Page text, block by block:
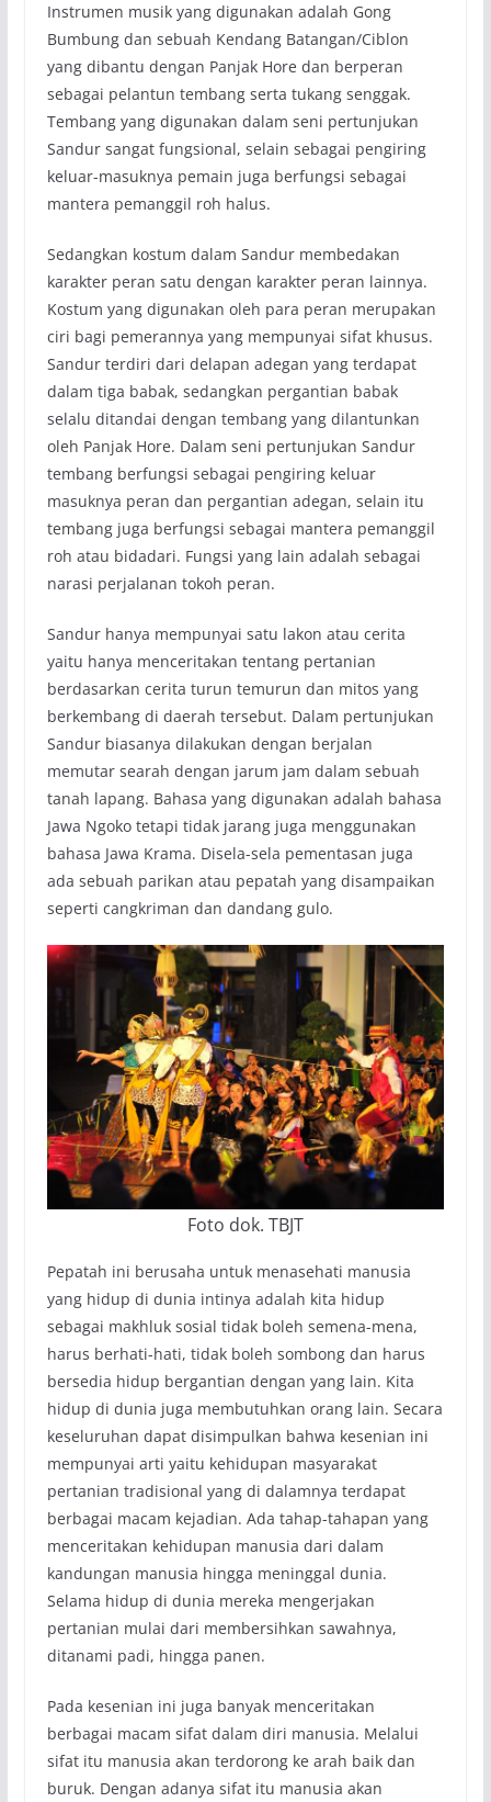
Instrumen musik yang digunakan adalah Gong
Bumbung dan sebuah Kendang Batangan/Ciblon
yang dibantu dengan Panjak Hore dan berperan
sebagai pelantun tembang serta tukang senggak.
Tembang yang digunakan dalam seni pertunjukan
Sandur sangat fungsional, selain sebagai pengiring
keluar-masuknya pemain juga berfungsi sebagai
mantera pemanggil roh halus.
Sedangkan kostum dalam Sandur membedakan
karakter peran satu dengan karakter peran lainnya.
Kostum yang digunakan oleh para peran merupakan
ciri bagi pemerannya yang mempunyai sifat khusus.
Sandur terdiri dari delapan adegan yang terdapat
dalam tiga babak, sedangkan pergantian babak
selalu ditandai dengan tembang yang dilantunkan
oleh Panjak Hore. Dalam seni pertunjukan Sandur
tembang berfungsi sebagai pengiring keluar
masuknya peran dan pergantian adegan, selain itu
tembang juga berfungsi sebagai mantera pemanggil
roh atau bidadari. Fungsi yang lain adalah sebagai
narasi perjalanan tokoh peran.
Sandur hanya mempunyai satu lakon atau cerita
yaitu hanya menceritakan tentang pertanian
berdasarkan cerita turun temurun dan mitos yang
berkembang di daerah tersebut. Dalam pertunjukan
Sandur biasanya dilakukan dengan berjalan
memutar searah dengan jarum jam dalam sebuah
tanah lapang. Bahasa yang digunakan adalah bahasa
Jawa Ngoko tetapi tidak jarang juga menggunakan
bahasa Jawa Krama. Disela-sela pementasan juga
ada sebuah parikan atau pepatah yang disampaikan
seperti cangkriman dan dandang gulo.
Foto dok. TBJT
Pepatah ini berusaha untuk menasehati manusia
yang hidup di dunia intinya adalah kita hidup
sebagai makhluk sosial tidak boleh semena-mena,
harus berhati-hati, tidak boleh sombong dan harus
bersedia hidup bergantian dengan yang lain. Kita
hidup di dunia juga membutuhkan orang lain. Secara
keseluruhan dapat disimpulkan bahwa kesenian ini
mempunyai arti yaitu kehidupan masyarakat
pertanian tradisional yang di dalamnya terdapat
berbagai macam kejadian. Ada tahap-tahapan yang
menceritakan kehidupan manusia dari dalam
kandungan manusia hingga meninggal dunia.
Selama hidup di dunia mereka mengerjakan
pertanian mulai dari membersihkan sawahnya,
ditanami padi, hingga panen.
Pada kesenian ini juga banyak menceritakan
berbagai macam sifat dalam diri manusia. Melalui
sifat itu manusia akan terdorong ke arah baik dan
buruk. Dengan adanya sifat itu manusia akan